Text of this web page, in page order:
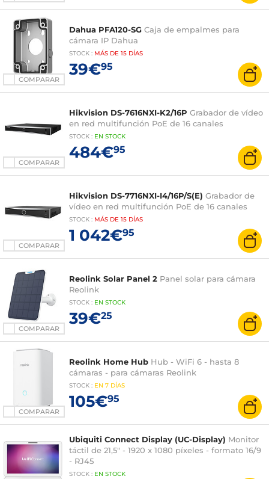
COMPARAR
Dahua PFA120-SG Caja de empalmes para
cámara IP Dahua
STOCK : MÁS DE 15 DÍAS
39€95
COMPARAR
Hikvision DS-7616NXI-K2/16P Grabador de vídeo
en red multifunción PoE de 16 canales
STOCK : EN STOCK
484€95
COMPARAR
Hikvision DS-7716NXI-I4/16P/S(E) Grabador de
vídeo en red multifunción PoE de 16 canales
STOCK : MÁS DE 15 DÍAS
1 042€95
COMPARAR
Reolink Solar Panel 2 Panel solar para cámara
Reolink
STOCK : EN STOCK
39€25
COMPARAR
Reolink Home Hub Hub - WiFi 6 - hasta 8
cámaras - para cámaras Reolink
STOCK : EN 7 DÍAS
105€95
Ubiquiti Connect Display (UC-Display) Monitor
táctil de 21,5" - 1920 x 1080 píxeles - formato 16/9
- RJ45
STOCK : EN STOCK